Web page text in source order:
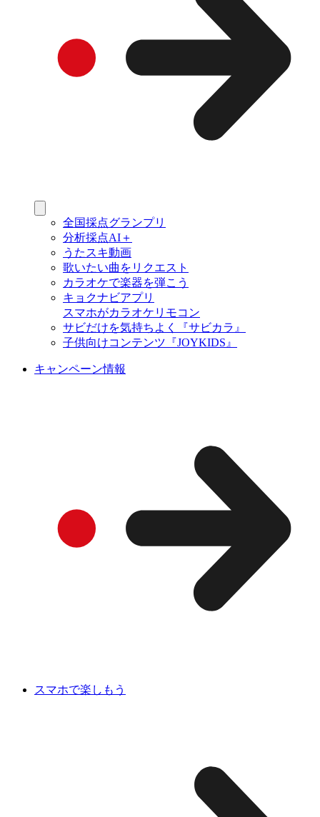
全国採点グランプリ
分析採点AI＋
うたスキ動画
歌いたい曲をリクエスト
カラオケで楽器を弾こう
キョクナビアプリ
スマホがカラオケリモコン
サビだけを気持ちよく『サビカラ』
子供向けコンテンツ『JOYKIDS』
キャンペーン情報
スマホで楽しもう